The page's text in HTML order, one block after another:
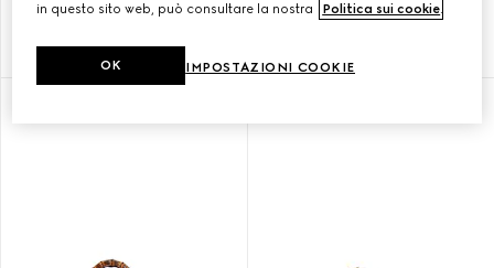
€ 3.600
in questo sito web, può consultare la nostra
Politica sui cookie.
IMPOSTAZIONI COOKIE
OK